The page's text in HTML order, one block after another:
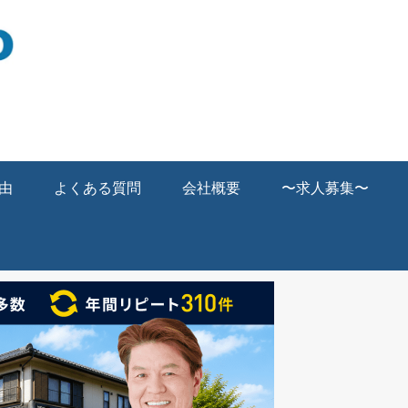
よくある質問 会社概要 〜求人募集〜